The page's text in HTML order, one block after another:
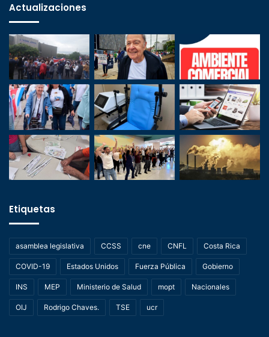
Actualizaciones
Etiquetas
asamblea legislativa CCSS cne CNFL Costa Rica
COVID-19 Estados Unidos Fuerza Pública Gobierno
INS MEP Ministerio de Salud mopt Nacionales
OIJ Rodrigo Chaves. TSE ucr